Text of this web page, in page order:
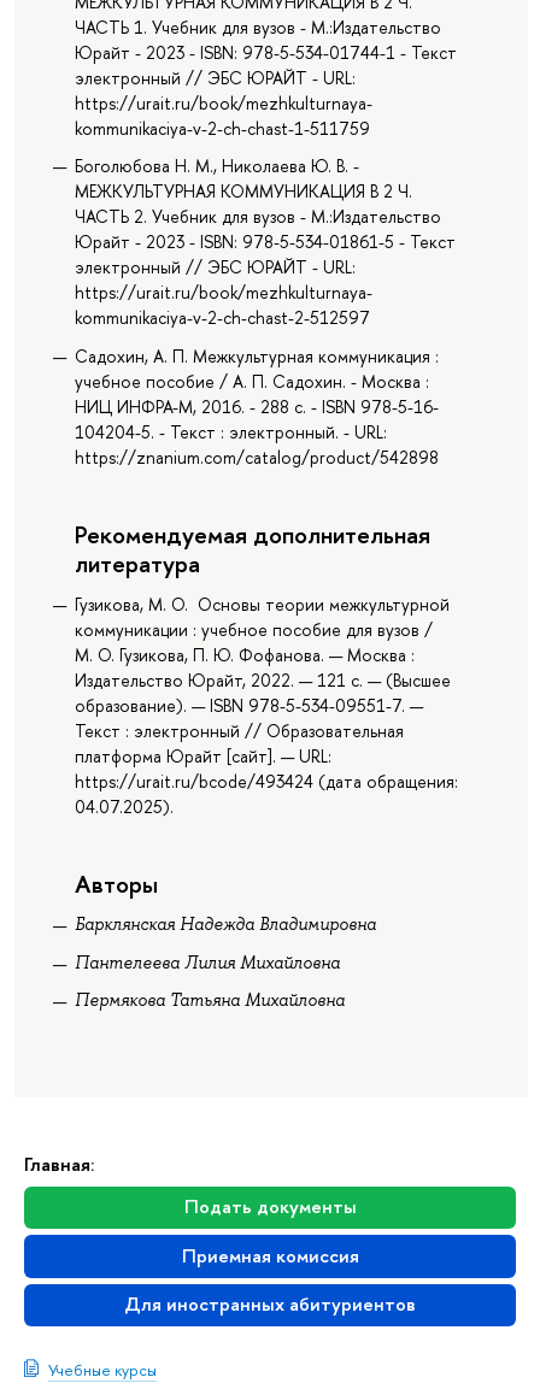
Главная:
Подать документы
Приемная комиссия
Для иностранных абитуриентов
Учебные курсы
ЧАСТЬ 1. Учебник для вузов - М.:Издательство
Юрайт - 2023 - ISBN: 978-5-534-01744-1 - Текст
электронный // ЭБС ЮРАЙТ - URL:
https://urait.ru/book/mezhkulturnaya-
kommunikaciya-v-2-ch-chast-1-511759
Боголюбова Н. М., Николаева Ю. В. -
МЕЖКУЛЬТУРНАЯ КОММУНИКАЦИЯ В 2 Ч.
ЧАСТЬ 2. Учебник для вузов - М.:Издательство
Юрайт - 2023 - ISBN: 978-5-534-01861-5 - Текст
электронный // ЭБС ЮРАЙТ - URL:
https://urait.ru/book/mezhkulturnaya-
kommunikaciya-v-2-ch-chast-2-512597
Садохин, А. П. Межкультурная коммуникация :
учебное пособие / А. П. Садохин. - Москва :
НИЦ ИНФРА-М, 2016. - 288 с. - ISBN 978-5-16-
104204-5. - Текст : электронный. - URL:
https://znanium.com/catalog/product/542898
Рекомендуемая дополнительная
литература
Гузикова, М. О. Основы теории межкультурной
коммуникации : учебное пособие для вузов /
М. О. Гузикова, П. Ю. Фофанова. — Москва :
Издательство Юрайт, 2022. — 121 с. — (Высшее
образование). — ISBN 978-5-534-09551-7. —
Текст : электронный // Образовательная
платформа Юрайт [сайт]. — URL:
https://urait.ru/bcode/493424 (дата обращения:
04.07.2025).
Авторы
Барклянская Надежда Владимировна
Пантелеева Лилия Михайловна
Пермякова Татьяна Михайловна